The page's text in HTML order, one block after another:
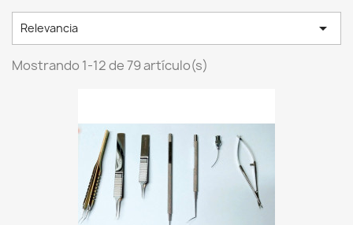
Relevancia 
Mostrando 1-12 de 79 artículo(s)